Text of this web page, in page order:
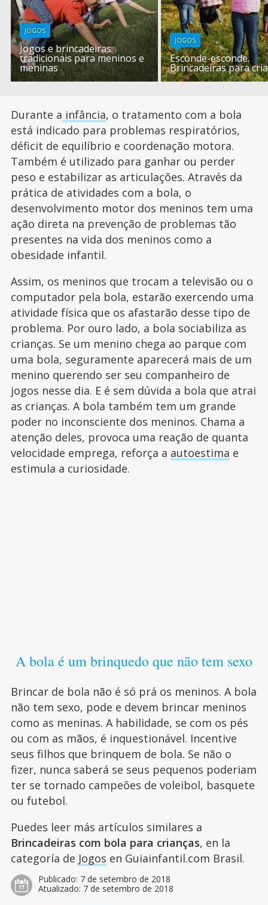
JOGOS
Jogos e brincadeiras
tradicionais para meninos e
meninas
JOGOS
Esconde-esconde.
Brincadeiras para
Durante a infância, o tratamento com a bola
está indicado para problemas respiratórios,
déficit de equilíbrio e coordenação motora.
Também é utilizado para ganhar ou perder
peso e estabilizar as articulações. Através da
prática de atividades com a bola, o
desenvolvimento motor dos meninos tem uma
ação direta na prevenção de problemas tão
presentes na vida dos meninos como a
obesidade infantil.
Assim, os meninos que trocam a televisão ou o
computador pela bola, estarão exercendo uma
atividade física que os afastarão desse tipo de
problema. Por ouro lado, a bola sociabiliza as
crianças. Se um menino chega ao parque com
uma bola, seguramente aparecerá mais de um
menino querendo ser seu companheiro de
jogos nesse dia. E é sem dúvida a bola que atrai
as crianças. A bola também tem um grande
poder no inconsciente dos meninos. Chama a
atenção deles, provoca uma reação de quanta
velocidade emprega, reforça a autoestima e
estimula a curiosidade.
A bola é um brinquedo que não tem sexo
Brincar de bola não é só prá os meninos. A bola
não tem sexo, pode e devem brincar meninos
como as meninas. A habilidade, se com os pés
ou com as mãos, é inquestionável. Incentive
seus filhos que brinquem de bola. Se não o
fizer, nunca saberá se seus pequenos poderiam
ter se tornado campeões de voleibol, basquete
ou futebol.
Puedes leer más artículos similares a
Brincadeiras com bola para crianças, en la
categoría de Jogos en Guiainfantil.com Brasil.
Publicado: 7 de setembro de 2018
Atualizado: 7 de setembro de 2018